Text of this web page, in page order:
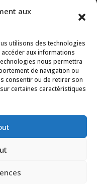
aux
utilisons des technologies
aux informations
nous permettra
de navigation ou
consentir ou de retirer son
certaines caractéristiques
développement sera